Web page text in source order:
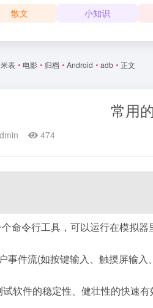
散文 小知识
米表 • 电影 • 归档 • Android • adb • 正文
常用
474
命令行工具，可以运行在模拟器
事件流(如按键输入、触摸屏输
软件的稳定性、健壮性的快速有